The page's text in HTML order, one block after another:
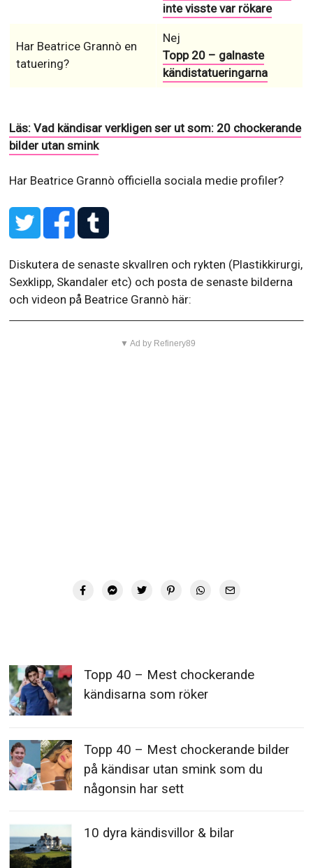
inte visste var rökare
Har Beatrice Grannò en
tatuering?
Nej
Topp 20 – galnaste
kändistatueringarna
Läs: Vad kändisar verkligen ser ut som: 20 chockerande
bilder utan smink
Har Beatrice Grannò officiella sociala medie profiler?
Diskutera de senaste skvallren och rykten (Plastikkirurgi,
Sexklipp, Skandaler etc) och posta de senaste bilderna
och videon på Beatrice Grannò här:
▼ Ad by Refinery89
Topp 40 – Mest chockerande
kändisarna som röker
Topp 40 – Mest chockerande bilder
på kändisar utan smink som du
någonsin har sett
10 dyra kändisvillor & bilar